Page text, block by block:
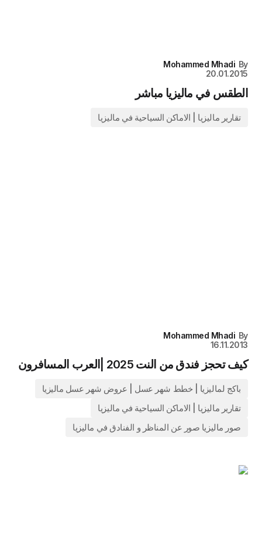
By
Mohammed Mhadi
20.01.2015
الطقس في ماليزيا مباشر
تقارير ماليزيا | الاماكن السياحية في ماليزيا
By
Mohammed Mhadi
16.11.2013
كيف تحجز فندق من النت 2025 |العرب المسافرون
باكج لماليزيا | خطط شهر عسل | عروض شهر عسل ماليزيا
تقارير ماليزيا | الاماكن السياحية في ماليزيا
صور ماليزيا صور عن المناظر و الفنادق في ماليزيا